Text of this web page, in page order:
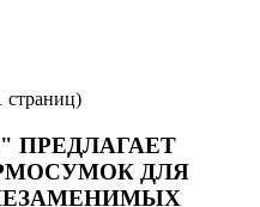
страниц)
ПРЕДЛАГАЕТ
ДЛЯ